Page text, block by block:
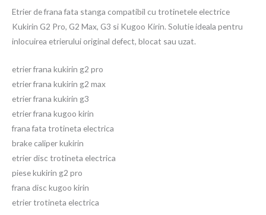
Etrier de frana fata stanga compatibil cu trotinetele electrice
Kukirin G2 Pro, G2 Max, G3 si Kugoo Kirin. Solutie ideala pentru
inlocuirea etrierului original defect, blocat sau uzat.
etrier frana kukirin g2 pro
etrier frana kukirin g2 max
etrier frana kukirin g3
etrier frana kugoo kirin
frana fata trotineta electrica
brake caliper kukirin
etrier disc trotineta electrica
piese kukirin g2 pro
frana disc kugoo kirin
etrier trotineta electrica